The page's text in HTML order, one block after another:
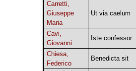
Carretti,
Giuseppe
Maria
Ut via caelum
Cavi,
Giovanni
Iste confessor
Chiesa,
Federico
Benedicta sit